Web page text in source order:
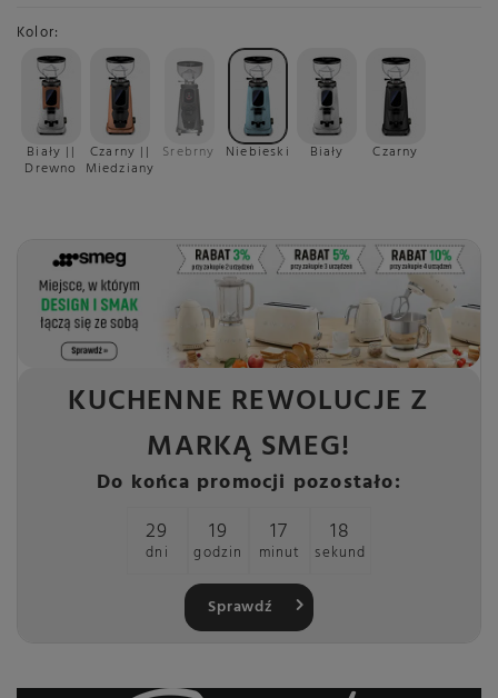
Kolor
Biały ||
Drewno
Czarny ||
Miedziany
Srebrny Niebieski Biały Czarny
KUCHENNE REWOLUCJE Z
MARKĄ SMEG!
Do końca promocji pozostało:
29
dni
19
godzin
17
minut
17
sekund
Sprawdź